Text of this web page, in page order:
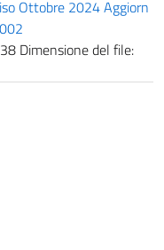
Ottobre 2024 Aggiorn
Dimensione del file: